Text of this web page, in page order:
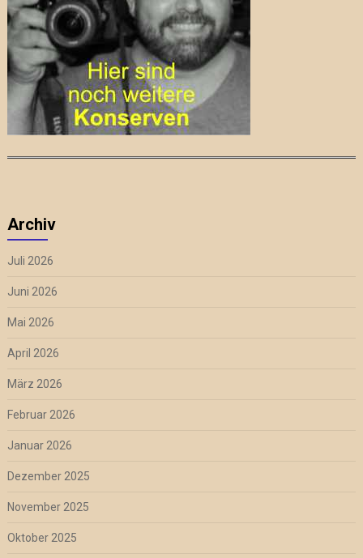
Archiv
Juli 2026
Juni 2026
Mai 2026
April 2026
März 2026
Februar 2026
Januar 2026
Dezember 2025
November 2025
Oktober 2025